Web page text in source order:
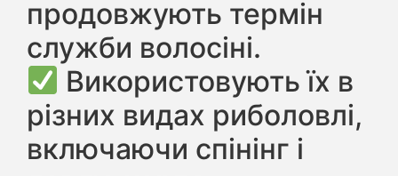
продовжують термін
служби волосіні.
Використовують їх в
різних видах риболовлі,
включаючи спінінг і